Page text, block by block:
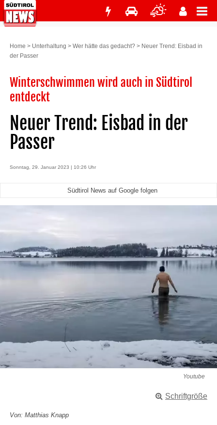
Home > Unterhaltung > Wer hätte das gedacht? > Neuer Trend: Eisbad in
der Passer
Winterschwimmen wird auch in Südtirol
entdeckt
Neuer Trend: Eisbad in der
Passer
Sonntag, 29. Januar 2023 | 10:26 Uhr
Südtirol News auf Google folgen
Youtube
Schriftgröße
Von: Matthias Knapp